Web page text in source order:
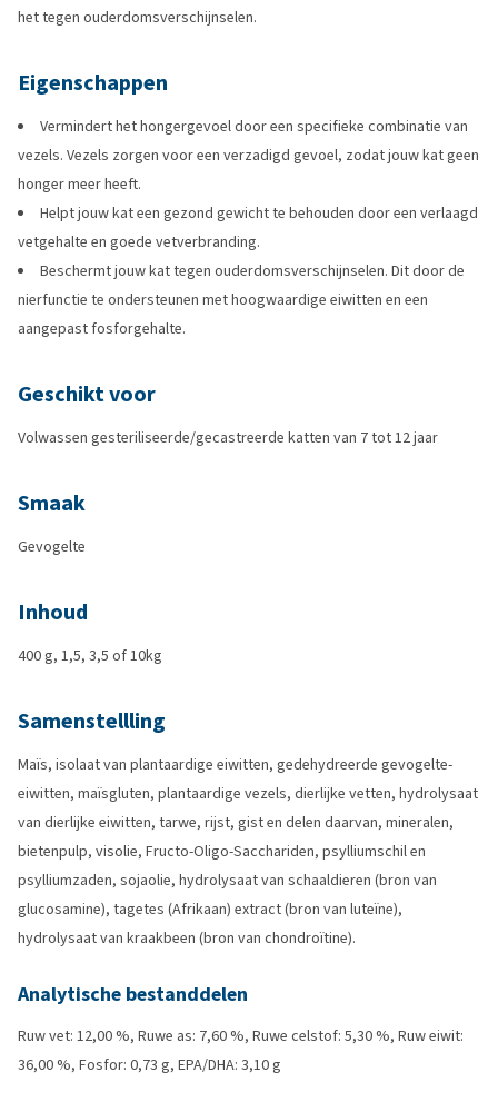
het tegen ouderdomsverschijnselen.
Eigenschappen
Vermindert het hongergevoel door een specifieke combinatie van
vezels. Vezels zorgen voor een verzadigd gevoel, zodat jouw kat geen
honger meer heeft.
Helpt jouw kat een gezond gewicht te behouden door een verlaagd
vetgehalte en goede vetverbranding.
Beschermt jouw kat tegen ouderdomsverschijnselen. Dit door de
nierfunctie te ondersteunen met hoogwaardige eiwitten en een
aangepast fosforgehalte.
Geschikt voor
Volwassen gesteriliseerde/gecastreerde katten van 7 tot 12 jaar
Smaak
Gevogelte
Inhoud
400 g, 1,5, 3,5 of 10kg
Samenstellling
Maïs, isolaat van plantaardige eiwitten, gedehydreerde gevogelte-
eiwitten, maïsgluten, plantaardige vezels, dierlijke vetten, hydrolysaat
van dierlijke eiwitten, tarwe, rijst, gist en delen daarvan, mineralen,
bietenpulp, visolie, Fructo-Oligo-Sacchariden, psylliumschil en
psylliumzaden, sojaolie, hydrolysaat van schaaldieren (bron van
glucosamine), tagetes (Afrikaan) extract (bron van luteïne),
hydrolysaat van kraakbeen (bron van chondroïtine).
Analytische bestanddelen
Ruw vet: 12,00 %, Ruwe as: 7,60 %, Ruwe celstof: 5,30 %, Ruw eiwit:
36,00 %, Fosfor: 0,73 g, EPA/DHA: 3,10 g